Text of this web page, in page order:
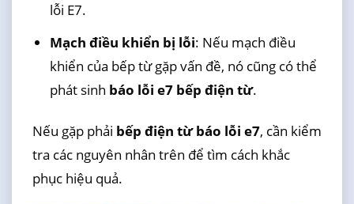
lỗi E7.
Mạch điều khiển bị lỗi: Nếu mạch điều
khiển của bếp từ gặp vấn đề, nó cũng có thể
phát sinh báo lỗi e7 bếp điện từ.
Nếu gặp phải bếp điện từ báo lỗi e7, cần kiểm
tra các nguyên nhân trên để tìm cách khắc
phục hiệu quả.